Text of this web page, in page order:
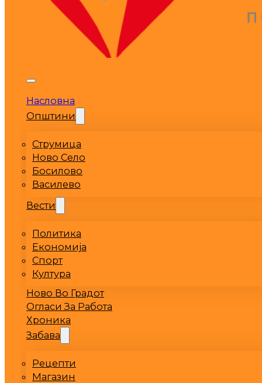
Насловна
Општини
Струмица
Ново Село
Босилово
Василево
Вести
Политика
Економија
Спорт
Култура
Ново Во Градот
Огласи За Работа
Хроника
Забава
Рецепти
Магазин